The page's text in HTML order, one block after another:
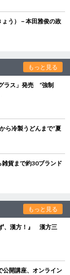
う）－本田雅俊の政
もっと見る
ラス」発売 “強制
ら冷製うどんまで“夏
貨まで約30ブランド
もっと見る
、漢方！』 漢方三
開講座、オンライン